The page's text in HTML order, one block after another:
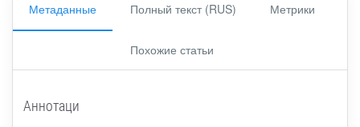
Метаданные Полный текст (RUS) Метрики
Похожие статьи
Аннотаци